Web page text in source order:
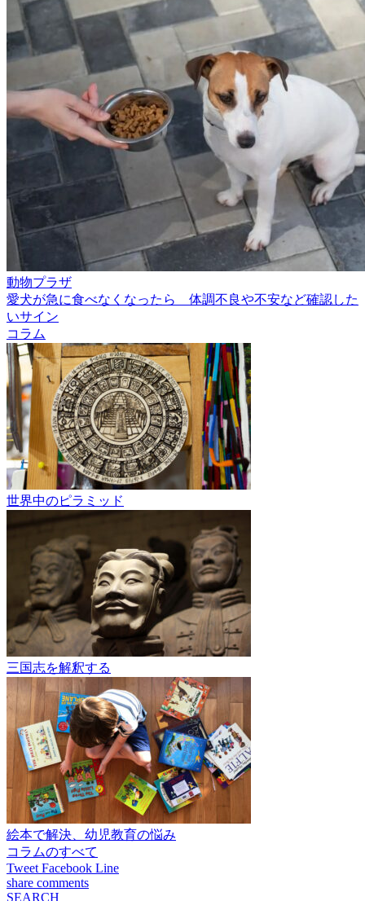
動物プラザ
愛犬が急に食べなくなったら 体調不良や不安など確認した
いサイン
コラム
世界中のピラミッド
三国志を解釈する
絵本で解決、幼児教育の悩み
コラムのすべて
Tweet Facebook Line
share comments
SEARCH